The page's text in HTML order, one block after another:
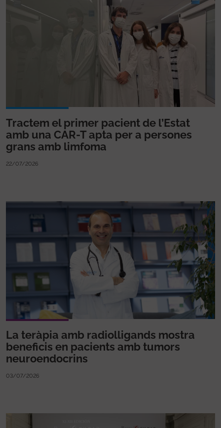
Tractem el primer pacient de l’Estat
amb una CAR-T apta per a persones
grans amb limfoma
22/07/2026
La teràpia amb radiolligands mostra
beneficis en pacients amb tumors
neuroendocrins
03/07/2026